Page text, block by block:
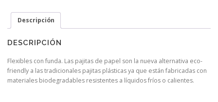
Descripción
DESCRIPCIÓN
Flexibles con funda. Las pajitas de papel son la nueva alternativa eco-
friendly a las tradicionales pajitas plásticas ya que están fabricadas con
materiales biodegradables resistentes a líquidos fríos o calientes.